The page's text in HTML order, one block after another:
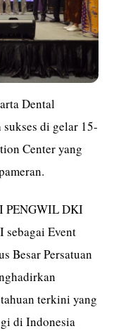
Dental
di gelar 15-
Center yang
PENGWIL DKI
sebagai Event
Besar Persatuan
terkini yang
di Indonesia